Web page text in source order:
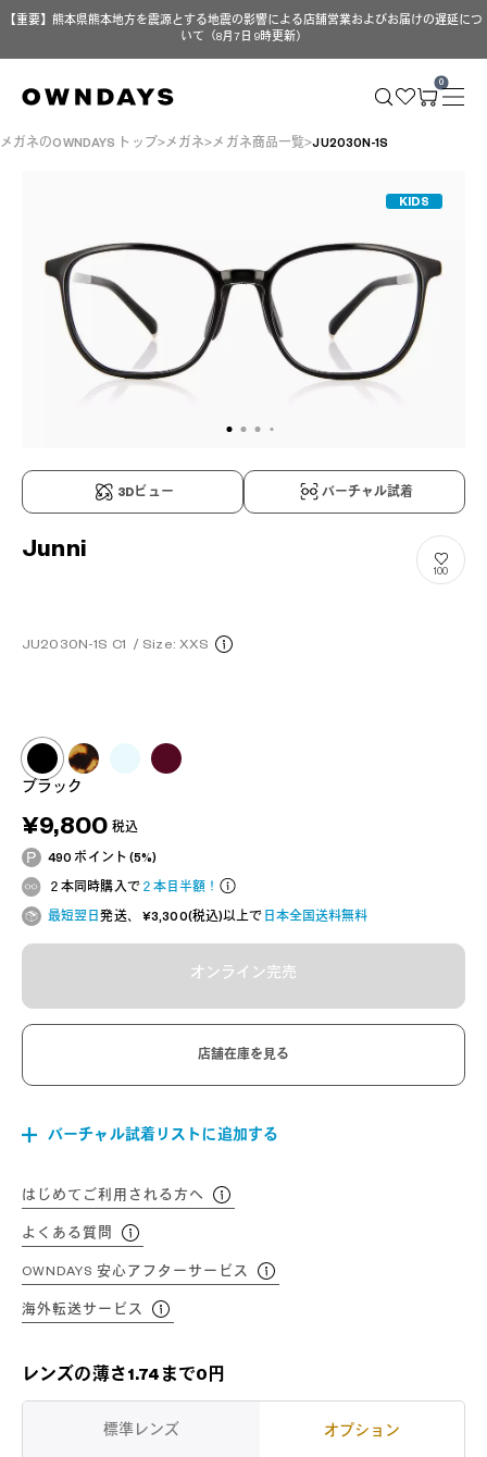
【重要】熊本県熊本地方を震源とする地震の影響による店舗営業およびお届けの遅延につ
いて（8月7日 9時更新）
0
メガネのOWNDAYS トップ メガネ メガネ商品一覧 JU2030N-1S
KIDS
3Dビュー バーチャル試着
Junni
JU2030N-1S C1 / Size: XXS
100
ブラック
¥9,800 税込
490 ポイント (5%)
２本同時購入で２本目半額！
最短翌日発送、 ¥3,300(税込)以上で 日本全国送料無料
オンライン完売
店舗在庫を見る
バーチャル試着リストに追加する
はじめてご利用される方へ
よくある質問
OWNDAYS 安心アフターサービス
海外転送サービス
レンズの薄さ1.74まで0円
標準レンズ オプション